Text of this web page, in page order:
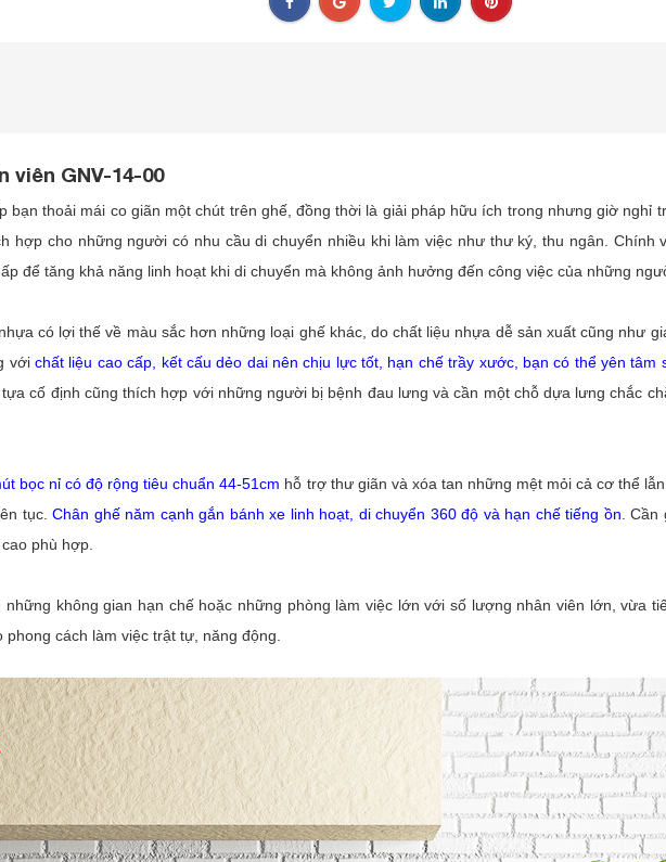
viên GNV-14-00
bạn thoải mái co giãn một chút trên ghế, đồng thời là giải pháp hữu ích trong nhưng giờ nghỉ
hợp cho những người có nhu cầu di chuyển nhiều khi làm việc như thư ký, thu ngân. Chính
để tăng khả năng linh hoạt khi di chuyển mà không ảnh hưởng đến công việc của những
có lợi thế về màu sắc hơn những loại ghế khác, do chất liệu nhựa dễ sản xuất cũng như
vớichất liệu cao cấp, kết cấu dẻo dai nên chịu lực tốt, hạn chế trầy xước, bạn có thể yên tâm
cố định cũng thích hợp với những người bị bệnh đau lưng và cần một chỗ dựa lưng chắc
bọc nỉ có độ rộng tiêu chuẩn 44-51cm hỗ trợ thư giãn và xóa tan những mệt mỏi cả cơ thể
tục. Chân ghế năm cạnh gắn bánh xe linh hoạt, di chuyển 360 độ và hạn chế tiếng ồn. Cần
phù hợp.
không gian hạn chế hoặc những phòng làm việc lớn với số lượng nhân viên lớn, vừa
cách làm việc trật tự, năng động.